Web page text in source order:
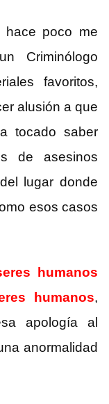
hace poco me
Criminólogo
favoritos,
alusión a que
tocado saber
de asesinos
lugar donde
esos casos
humanos
humanos,
apología al
anormalidad